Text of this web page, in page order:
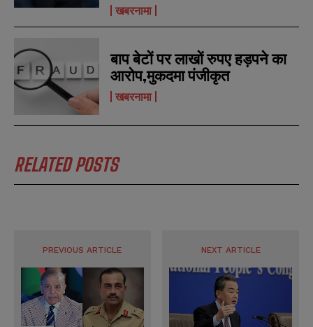
खबरनामा
बाप बेटों पर लाखों रुपए हड़पने का
आरोप,मुकदमा पंजीकृत
खबरनामा
RELATED POSTS
PREVIOUS ARTICLE NEXT ARTICLE